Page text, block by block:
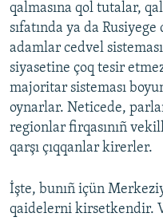
qalmasına qol tutalar,
sıfatında ya da
adamlar cedvel
siyasetine çoq tesir
majoritar sisteması
oynarlar. Neticede,
regionlar firqasınıñ
qarşı çıqqanlar kirerler.
İşte, bunıñ içün
qaidelerni kirsetkendir.